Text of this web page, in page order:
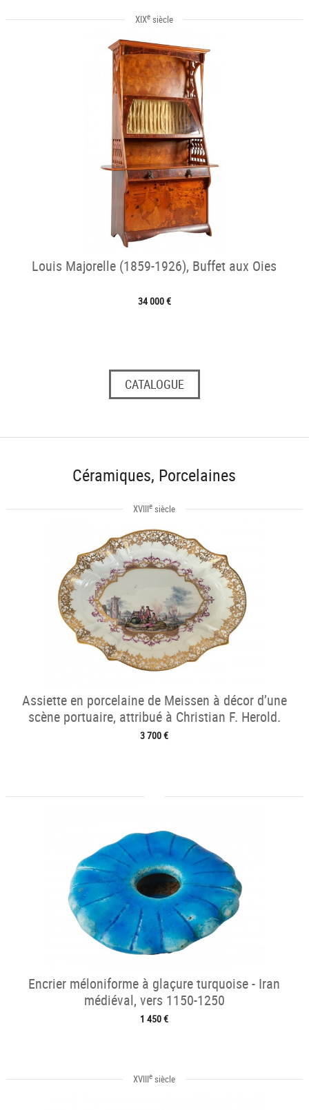
XIXe siècle
Louis Majorelle (1859-1926), Buffet aux Oies
34 000 €
CATALOGUE
Céramiques, Porcelaines
XVIIIe siècle
Assiette en porcelaine de Meissen à décor d’une
scène portuaire, attribué à Christian F. Herold.
3 700 €
Encrier méloniforme à glaçure turquoise - Iran
médiéval, vers 1150-1250
1 450 €
XVIIIe siècle